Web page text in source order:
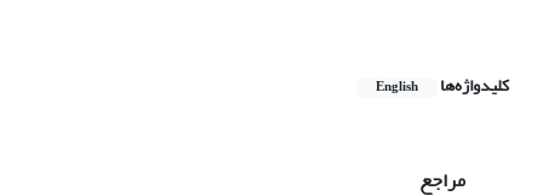
کلیدواژه‌ها English
مراجع